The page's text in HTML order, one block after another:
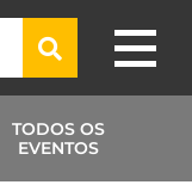
TODOS OS
EVENTOS